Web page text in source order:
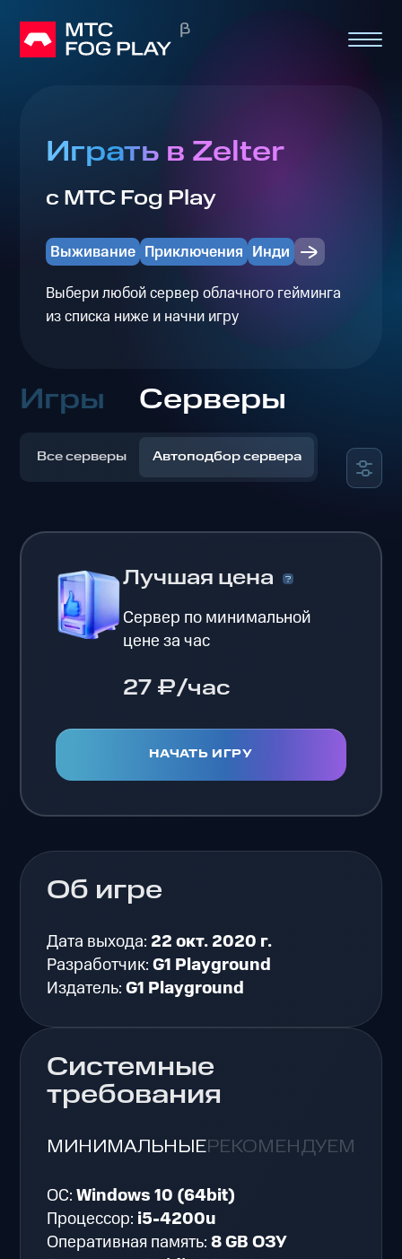
Играть в Zelter
с МТС Fog Play
Выживание Приключения Инди
Выбери любой сервер облачного гейминга
из списка ниже и начни игру
Игры Серверы
Все серверы Автоподбор сервера
Лучшая цена
Сервер по минимальной
цене за час
27 ₽/час
НАЧАТЬ ИГРУ
Об игре
Дата выхода: 22 окт. 2020 г.
Разработчик:G1 Playground
Издатель:G1 Playground
Системные
требования
МИНИМАЛЬНЫЕРЕКОМЕНДУЕМЫЕ
ОС:Windows 10 (64bit)
Процессор: i5-4200u
Оперативная память:8 GB ОЗУ